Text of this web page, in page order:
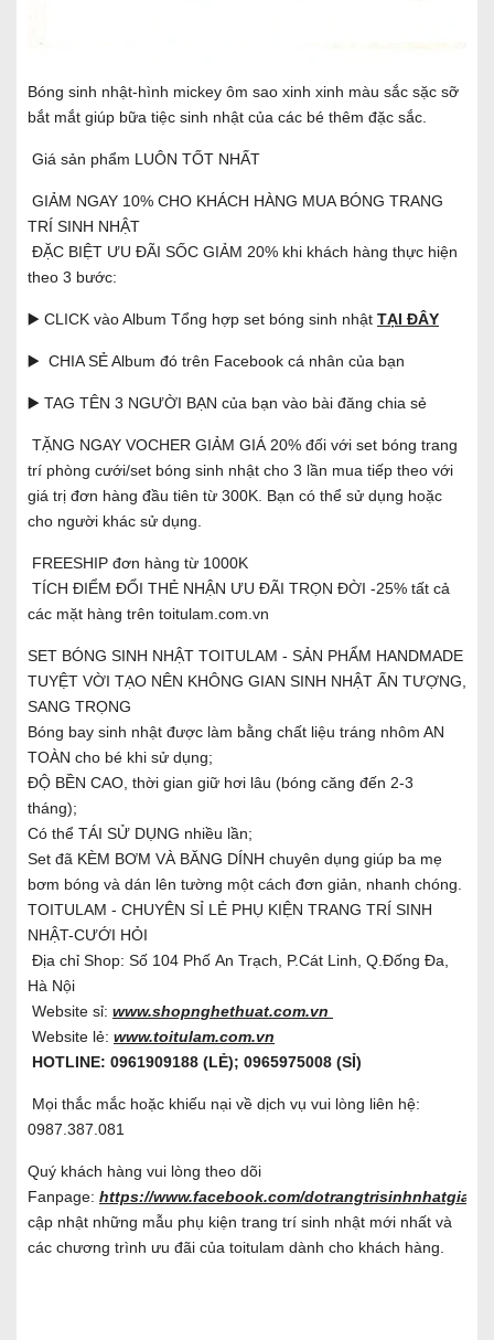
Bóng sinh nhật-hình mickey ôm sao xinh xinh màu sắc sặc sỡ
bắt mắt giúp bữa tiệc sinh nhật của các bé thêm đặc sắc.
Giá sản phẩm LUÔN TỐT NHẤT
GIẢM NGAY 10% CHO KHÁCH HÀNG MUA BÓNG TRANG
TRÍ SINH NHẬT
ĐẶC BIỆT ƯU ĐÃI SỐC GIẢM 20% khi khách hàng thực hiện
theo 3 bước:
▶️ CLICK vào Album Tổng hợp set bóng sinh nhật TẠI ĐÂY
▶️ CHIA SẺ Album đó trên Facebook cá nhân của bạn
▶️ TAG TÊN 3 NGƯỜI BẠN của bạn vào bài đăng chia sẻ
TẶNG NGAY VOCHER GIẢM GIÁ 20% đối với set bóng trang
trí phòng cưới/set bóng sinh nhật cho 3 lần mua tiếp theo với
giá trị đơn hàng đầu tiên từ 300K. Bạn có thể sử dụng hoặc
cho người khác sử dụng.
FREESHIP đơn hàng từ 1000K
TÍCH ĐIỂM ĐỔI THẺ NHẬN ƯU ĐÃI TRỌN ĐỜI -25% tất cả
các mặt hàng trên toitulam.com.vn
SET BÓNG SINH NHẬT TOITULAM - SẢN PHẨM HANDMADE
TUYỆT VỜI TẠO NÊN KHÔNG GIAN SINH NHẬT ẤN TƯỢNG,
SANG TRỌNG
Bóng bay sinh nhật được làm bằng chất liệu tráng nhôm AN
TOÀN cho bé khi sử dụng;
ĐỘ BỀN CAO, thời gian giữ hơi lâu (bóng căng đến 2-3
tháng);
Có thể TÁI SỬ DỤNG nhiều lần;
Set đã KÈM BƠM VÀ BĂNG DÍNH chuyên dụng giúp ba mẹ
bơm bóng và dán lên tường một cách đơn giản, nhanh chóng.
TOITULAM - CHUYÊN SỈ LẺ PHỤ KIỆN TRANG TRÍ SINH
NHẬT-CƯỚI HỎI
Địa chỉ Shop: Số 104 Phố An Trạch, P.Cát Linh, Q.Đống Đa,
Hà Nội
Website sỉ: www.shopnghethuat.com.vn
Website lẻ: www.toitulam.com.vn
HOTLINE: 0961909188 (LẺ); 0965975008 (SỈ)
Mọi thắc mắc hoặc khiếu nại về dịch vụ vui lòng liên hệ:
0987.387.081
Quý khách hàng vui lòng theo dõi
Fanpage: https://www.facebook.com/dotrangtrisinhnhatgiare/
cập nhật những mẫu phụ kiện trang trí sinh nhật mới nhất và
các chương trình ưu đãi của toitulam dành cho khách hàng.